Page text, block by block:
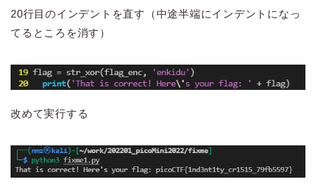
20行目のインデントを直す（中途半端にインデントになっ
てるところを消す）
改めて実行する